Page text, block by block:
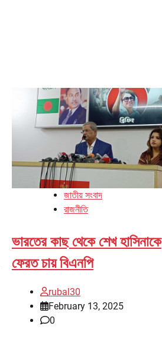
জাতীয় সংবাদ
রাজনীতি
ভারতের কাছ থেকে শেখ হাসিনাকে
ফেরত চায় বিএনপি
rubal30
February 13, 2025
0